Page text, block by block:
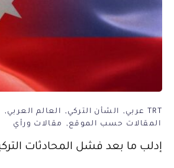
TRT عربي الشأن التركي
العالم العربي
المقالات حسب الموقع
مقالات ورأي
إدلب ما بعد فشل المحادثات